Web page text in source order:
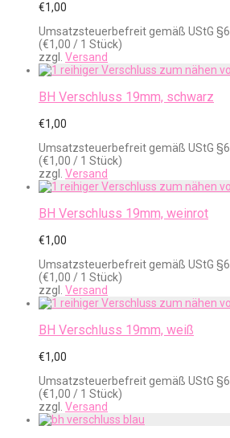
€1,00
Umsatzsteuerbefreit gemäß UStG §6
(€1,00 / 1 Stück)
zzgl. Versand
BH Verschluss 19mm, schwarz
€1,00
Umsatzsteuerbefreit gemäß UStG §6
(€1,00 / 1 Stück)
zzgl. Versand
BH Verschluss 19mm, weinrot
€1,00
Umsatzsteuerbefreit gemäß UStG §6
(€1,00 / 1 Stück)
zzgl. Versand
BH Verschluss 19mm, weiß
€1,00
Umsatzsteuerbefreit gemäß UStG §6
(€1,00 / 1 Stück)
zzgl. Versand